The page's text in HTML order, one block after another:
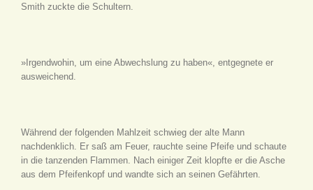
Smith zuckte die Schultern.
»Irgendwohin, um eine Abwechslung zu haben«, entgegnete er
ausweichend.
Während der folgenden Mahlzeit schwieg der alte Mann
nachdenklich. Er saß am Feuer, rauchte seine Pfeife und schaute
in die tanzenden Flammen. Nach einiger Zeit klopfte er die Asche
aus dem Pfeifenkopf und wandte sich an seinen Gefährten.